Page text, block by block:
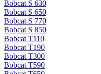
Bobcat S 630
Bobcat S 650
Bobcat S 770
Bobcat S 850
Bobcat T110
Bobcat T190
Bobcat T300
Bobcat T590